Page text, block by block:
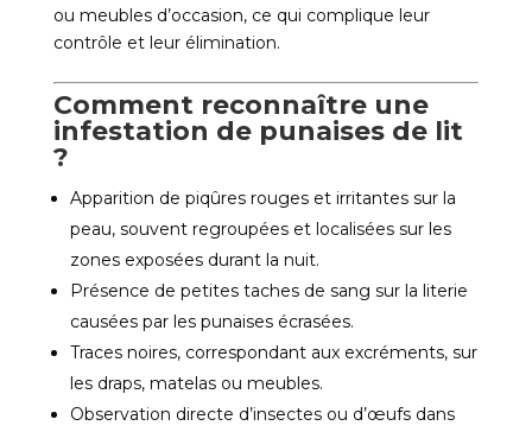
ou meubles d’occasion, ce qui complique leur
contrôle et leur élimination.
Comment reconnaître une
infestation de punaises de lit
?
Apparition de piqûres rouges et irritantes sur la
peau, souvent regroupées et localisées sur les
zones exposées durant la nuit.
Présence de petites taches de sang sur la literie
causées par les punaises écrasées.
Traces noires, correspondant aux excréments, sur
les draps, matelas ou meubles.
Observation directe d’insectes ou d’œufs dans